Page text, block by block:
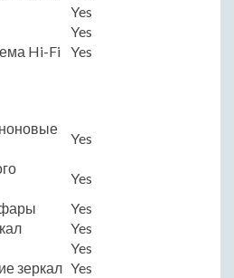
Yes
Yes
Hi-Fi Yes
Yes
Yes
Yes
Yes
Yes
зеркал Yes